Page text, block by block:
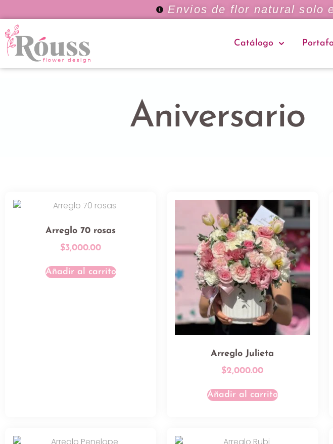
Envios de flor natural solo
Catálogo
Aniversario
Arreglo 70 rosas
$3,000.00
Añadir al carrito
Arreglo Julieta
$2,000.00
Añadir al carrito